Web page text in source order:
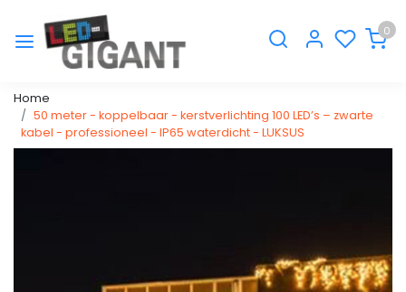
0
Home
50 meter - koppelbaar - kerstverlichting 100 LED’s – zwarte
kabel - professioneel - IP65 waterdicht - LUKSUS